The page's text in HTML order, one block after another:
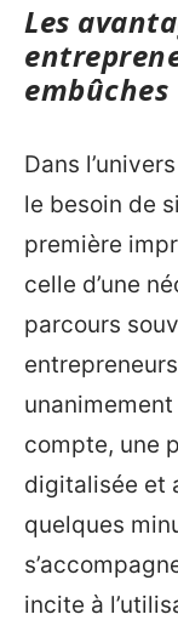
Les
embûches
Dans
le besoin de
première
celle d’une
parcours
compte, une
digitalisée et
quelques
incite à